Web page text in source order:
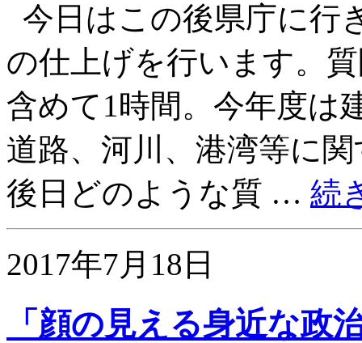
今日はこの後県庁に行
の仕上げを行います。
含めて1時間。今年度は
道路、河川、港湾等に
後日どのような質 … 続
2017年7月18日
「顔の見える身近な政